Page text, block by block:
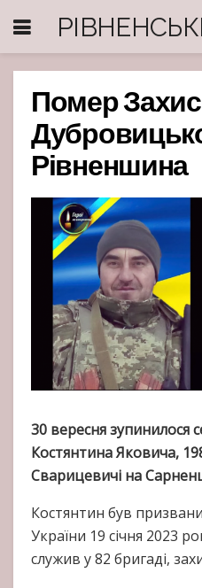
Помер
Рівненшина
30 вересня зупинилося
Костянтина Яковича,
Сварицевичі на
Костянтин був
України 19 січня 2023
служив у 82 бригаді,